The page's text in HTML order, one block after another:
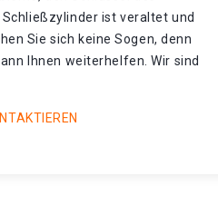
ist veraltet und
Sie sich keine Sogen, denn
Ihnen weiterhelfen. Wir sind